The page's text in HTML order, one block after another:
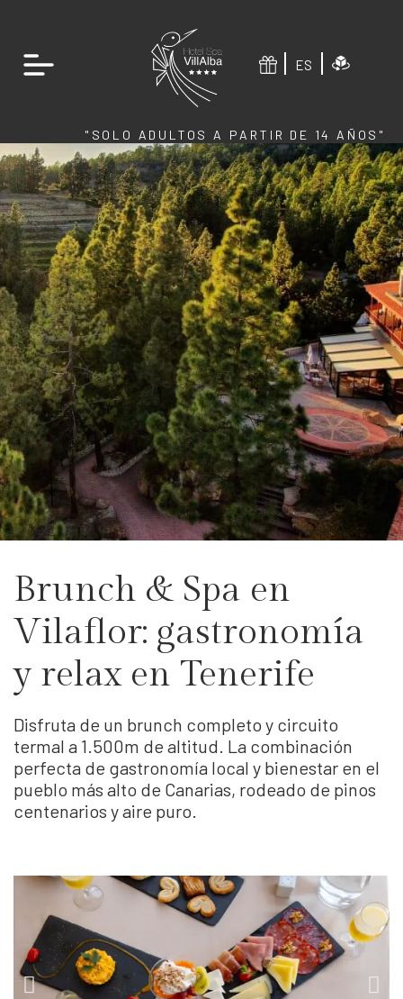
ES
"SOLO ADULTOS A PARTIR DE 14 AÑOS"
Brunch & Spa en
Vilaflor: gastronomía
y relax en Tenerife
Disfruta de un brunch completo y circuito
termal a 1.500m de altitud. La combinación
perfecta de gastronomía local y bienestar en el
pueblo más alto de Canarias, rodeado de pinos
centenarios y aire puro.